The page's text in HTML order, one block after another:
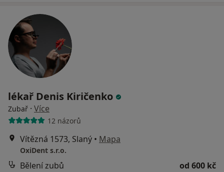
lékař Denis Kiričenko
Zubař · Více
12 názorů
Vítězná 1573, Slaný • Mapa
OxiDent s.r.o.
Bělení zubů
od 600 kč